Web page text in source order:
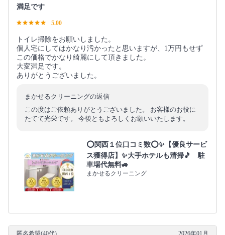
満足です
5.00
トイレ掃除をお願いしました。
個人宅にしてはかなり汚かったと思いますが、1万円もせず
この価格でかなり綺麗にして頂きました。
大変満足です。
ありがとうございました。
まかせるクリーニングの返信
この度はご依頼ありがとうございました。 お客様のお役に
たてて光栄です。 今後ともよろしくお願いいたします。
⭕関西１位口コミ数⭕✨【優良サービ
ス獲得店】✨大手ホテルも清掃🎵 駐
車場代無料🚙
まかせるクリーニング
匿名希望(40代) 2026年01月